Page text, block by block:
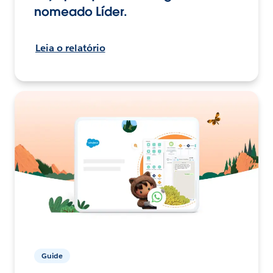
nomeado Líder.
Leia o relatório
Guide